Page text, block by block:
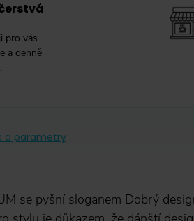
pro vás
a denně
a parametry
se pyšní sloganem Dobrý